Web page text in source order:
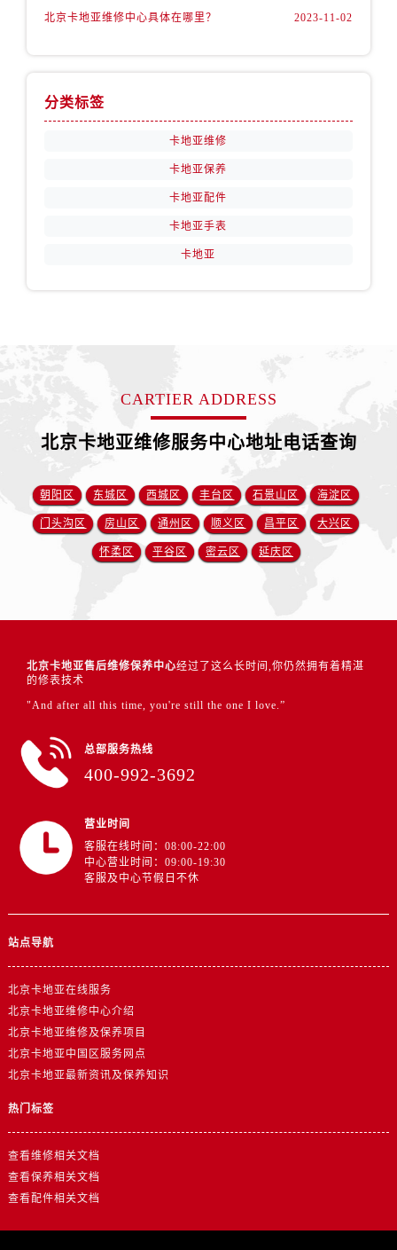
北京卡地亚维修中心具体在哪里？ 2023-11-02
分类标签
卡地亚维修
卡地亚保养
卡地亚配件
卡地亚手表
卡地亚
CARTIER ADDRESS
北京卡地亚维修服务中心地址电话查询
朝阳区 东城区 西城区 丰台区 石景山区 海淀区
门头沟区 房山区 通州区 顺义区 昌平区 大兴区
怀柔区 平谷区 密云区 延庆区
北京卡地亚售后维修保养中心经过了这么长时间,你仍然拥有着精湛
的修表技术
"And after all this time, you're still the one I love.”
总部服务热线
400-992-3692
营业时间
客服在线时间：08:00-22:00
中心营业时间：09:00-19:30
客服及中心节假日不休
站点导航
北京卡地亚在线服务
北京卡地亚维修中心介绍
北京卡地亚维修及保养项目
北京卡地亚中国区服务网点
北京卡地亚最新资讯及保养知识
热门标签
查看维修相关文档
查看保养相关文档
查看配件相关文档